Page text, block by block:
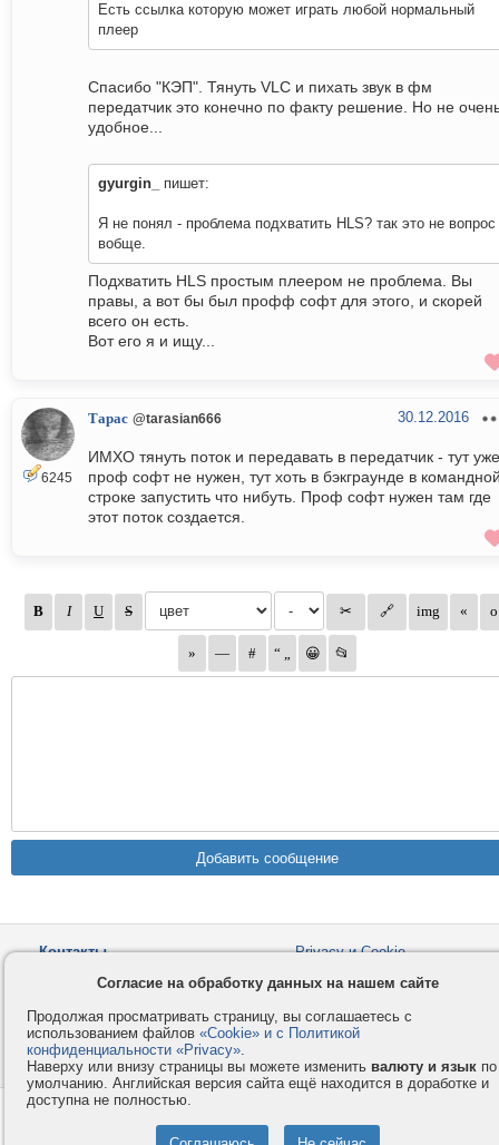
Есть ссылка которую может играть любой нормальный
плеер
Спасибо "КЭП". Тянуть VLC и пихать звук в фм
передатчик это конечно по факту решение. Но не
удобное...
gyurgin_ пишет:
Я не понял - проблема подхватить HLS? так это не вопрос
вобще.
Подхватить HLS простым плеером не проблема. Вы
правы, а вот бы был профф софт для этого, и скорей
всего он есть.
Вот его я и ищу...
6245
Тарас @tarasian666 30.12.2016
ИМХО тянуть поток и передавать в передатчик - тут уже
проф софт не нужен, тут хоть в бэкграунде в
строке запустить что нибуть. Проф софт нужен там где
этот поток создается.
Контакты
Компания
Privacy и Cookie
Правила и условия
Как оплатить
Форумы
© 2008-2026VMESTE.EU- Все права защищены.
Согласие на обработку данных на нашем сайте
Продолжая просматривать страницу, вы соглашаетесь с
использованием файлов «Cookie» и с Политикой
конфиденциальности «Privacy».
Наверху или внизу страницы вы можете изменить валюту и язык по
умолчанию. Английская версия сайта ещё находится в доработке и
доступна не полностью.